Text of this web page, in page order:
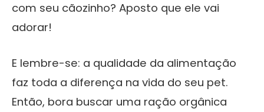
com seu cãozinho? Aposto que ele vai
adorar!
E lembre-se: a qualidade da alimentação
faz toda a diferença na vida do seu pet.
Então, bora buscar uma ração orgânica